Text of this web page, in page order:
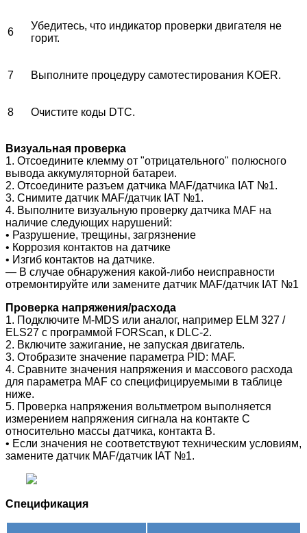
6
Убедитесь, что индикатор проверки двигателя не
горит.
7 Выполните процедуру самотестирования KOER.
8 Очистите коды DTC.
Визуальная проверка
1. Отсоедините клемму от "отрицательного" полюсного
вывода аккумуляторной батареи.
2. Отсоедините разъем датчика MAF/датчика IAT №1.
3. Снимите датчик MAF/датчик IAT №1.
4. Выполните визуальную проверку датчика MAF на
наличие следующих нарушений:
• Разрушение, трещины, загрязнение
• Коррозия контактов на датчике
• Изгиб контактов на датчике.
― В случае обнаружения какой-либо неисправности
отремонтируйте или замените датчик MAF/датчик IAT №1
Проверка напряжения/расхода
1. Подключите M-MDS или аналог, например ELM 327 /
ELS27 с программой FORScan, к DLC-2.
2. Включите зажигание, не запуская двигатель.
3. Отобразите значение параметра PID: MAF.
4. Сравните значения напряжения и массового расхода
для параметра MAF со специфицируемыми в таблице
ниже.
5. Проверка напряжения вольтметром выполняется
измерением напряжения сигнала на контакте С
относительно массы датчика, контакта В.
• Если значения не соответствуют техническим условиям,
замените датчик MAF/датчик IAT №1.
Спецификация